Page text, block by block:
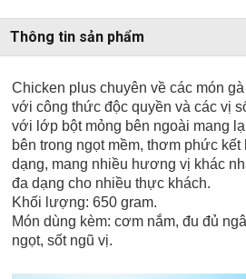
Thông tin sản phẩm
Chicken plus chuyên về các món
với công thức độc quyền và các vị
với lớp bột mỏng bên ngoài mang
bên trong ngọt mềm, thơm phức
dạng, mang nhiều hương vị khác
đa dạng cho nhiều thực khách.
Khối lượng: 650 gram.
Món dùng kèm: cơm nắm, đu đủ
ngọt, sốt ngũ vị.